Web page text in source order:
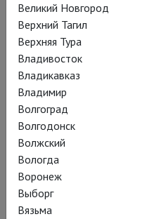
Три раза в год – на Пасху,
преображается: туда
мостовых Старого города, и в
и концертных залах. Собирает
исполнителей, режиссеров,
конечно же, публику, зрителей
второго такого фестиваля на
фестиваль манит новыми,
постановками и вызывает
увидеть всё!
Подробнее
Великий Новгород
Верхний Тагил
Верхняя Тура
Владивосток
Владикавказ
Владимир
Волгоград
Волгодонск
Волжский
Вологда
Воронеж
Выборг
Вязьма